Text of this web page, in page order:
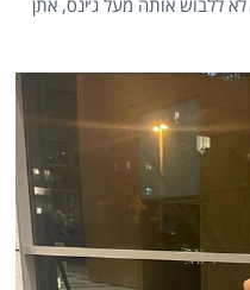
רק תיזהרו לא ללבוש אותה מעל ג׳ינס, אתן